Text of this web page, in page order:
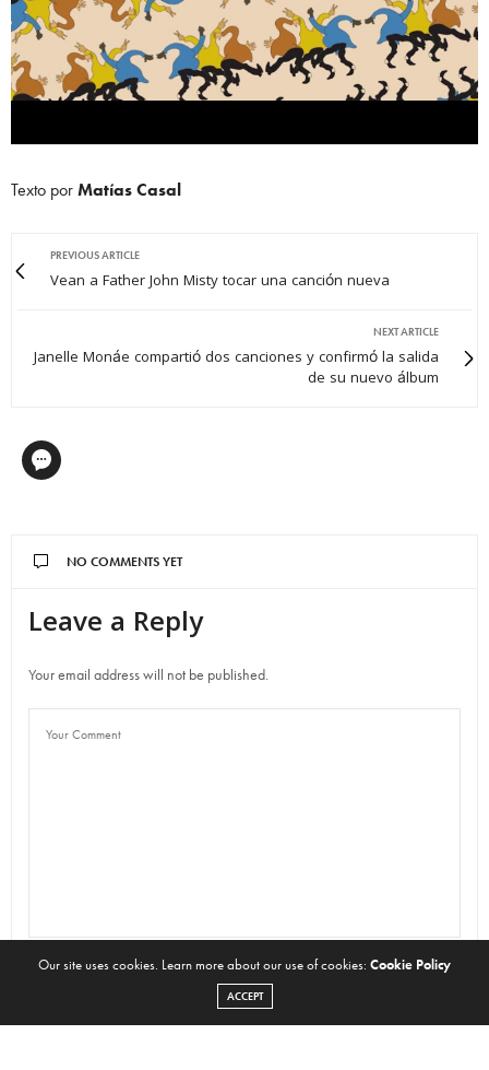
Texto porMatías Casal
PREVIOUS ARTICLE
Vean a Father John Misty tocar una canción nueva
NEXT ARTICLE
Janelle Monáe compartió dos canciones y confirmó la salida
de su nuevo álbum
NO COMMENTS YET
Leave a Reply
Your email address will not be published.
Our site uses cookies. Learn more about our use of cookies: Cookie Policy
ACCEPT